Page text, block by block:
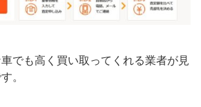
でも高く買い取ってくれる業者が見
。